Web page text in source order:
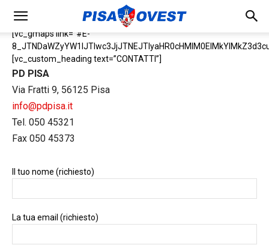
[vc_gmaps link=”#E-
[vc_custom_heading text=”CONTATTI”]
PD PISA
Via Fratti 9, 56125 Pisa
info@pdpisa.it
Tel. 050 45321
Fax 050 45373
Il tuo nome (richiesto)
La tua email (richiesto)